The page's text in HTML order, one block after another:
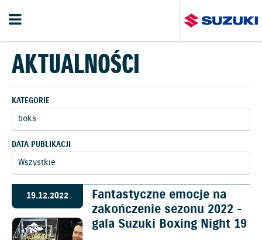
AKTUALNOŚCI
KATEGORIE
DATA PUBLIKACJI
19.12.2022
Fantastyczne emocje na
zakończenie sezonu 2022 -
gala Suzuki Boxing Night 19